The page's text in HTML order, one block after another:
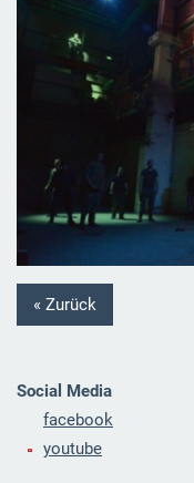
« Zurück
Social Media
facebook
youtube